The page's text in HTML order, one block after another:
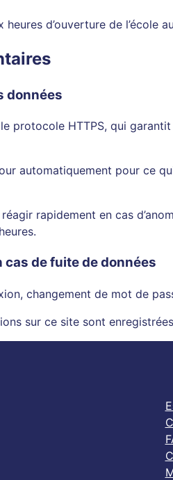
d’ouverture de l’école au
données
protocole HTTPS, qui
automatiquement pour ce
rapidement en cas
de fuite de données
changement de mot de
sur ce site sont